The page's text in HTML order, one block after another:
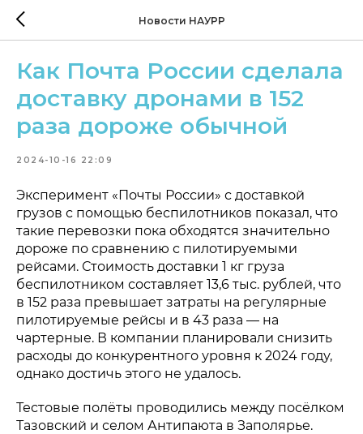
Новости НАУРР
Как Почта России сделала
доставку дронами в 152
раза дороже обычной
2024-10-16 22:09
Эксперимент «Почты России» с доставкой
грузов с помощью беспилотников показал, что
такие перевозки пока обходятся значительно
дороже по сравнению с пилотируемыми
рейсами. Стоимость доставки 1 кг груза
беспилотником составляет 13,6 тыс. рублей, что
в 152 раза превышает затраты на регулярные
пилотируемые рейсы и в 43 раза — на
чартерные. В компании планировали снизить
расходы до конкурентного уровня к 2024 году,
однако достичь этого не удалось.
Тестовые полёты проводились между посёлком
Тазовский и селом Антипаюта в Заполярье.